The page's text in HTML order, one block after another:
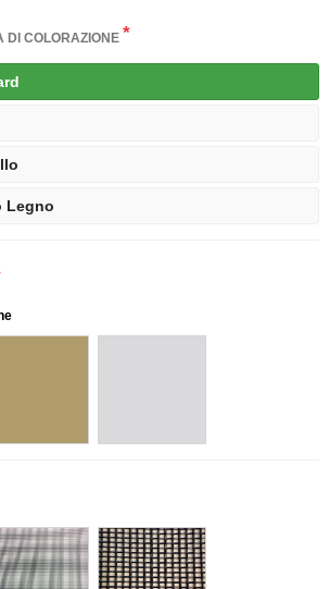
DI COLORAZIONE *
Legno